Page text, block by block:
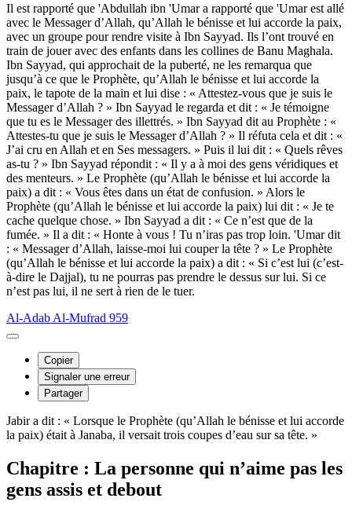
Il est rapporté que 'Abdullah ibn 'Umar a rapporté que 'Umar est allé
avec le Messager d’Allah, qu’Allah le bénisse et lui accorde la paix,
avec un groupe pour rendre visite à Ibn Sayyad. Ils l’ont trouvé en
train de jouer avec des enfants dans les collines de Banu Maghala.
Ibn Sayyad, qui approchait de la puberté, ne les remarqua que
jusqu’à ce que le Prophète, qu’Allah le bénisse et lui accorde la
paix, le tapote de la main et lui dise : « Attestez-vous que je suis le
Messager d’Allah ? » Ibn Sayyad le regarda et dit : « Je témoigne
que tu es le Messager des illettrés. » Ibn Sayyad dit au Prophète : «
Attestes-tu que je suis le Messager d’Allah ? » Il réfuta cela et dit : «
J’ai cru en Allah et en Ses messagers. » Puis il lui dit : « Quels rêves
as-tu ? » Ibn Sayyad répondit : « Il y a à moi des gens véridiques et
des menteurs. » Le Prophète (qu’Allah le bénisse et lui accorde la
paix) a dit : « Vous êtes dans un état de confusion. » Alors le
Prophète (qu’Allah le bénisse et lui accorde la paix) lui dit : « Je te
cache quelque chose. » Ibn Sayyad a dit : « Ce n’est que de la
fumée. » Il a dit : « Honte à vous ! Tu n’iras pas trop loin. 'Umar dit
: « Messager d’Allah, laisse-moi lui couper la tête ? » Le Prophète
(qu’Allah le bénisse et lui accorde la paix) a dit : « Si c’est lui (c’est-
à-dire le Dajjal), tu ne pourras pas prendre le dessus sur lui. Si ce
n’est pas lui, il ne sert à rien de le tuer.
Al-Adab Al-Mufrad 959
Copier
Signaler une erreur
Partager
Jabir a dit : « Lorsque le Prophète (qu’Allah le bénisse et lui accorde
la paix) était à Janaba, il versait trois coupes d’eau sur sa tête. »
Chapitre : La personne qui n’aime pas les
gens assis et debout